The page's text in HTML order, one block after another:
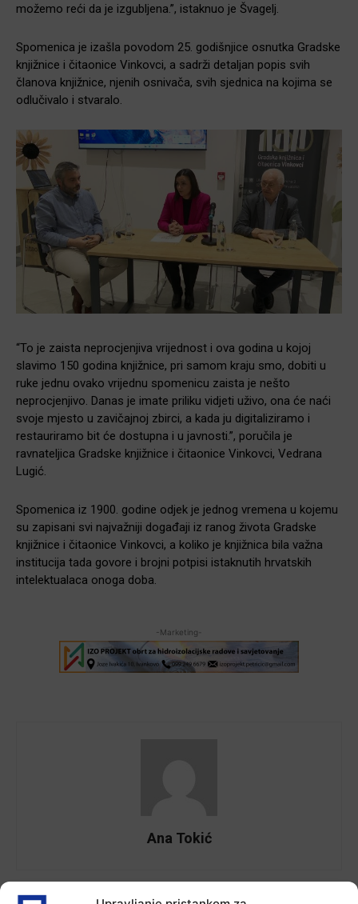
možemo reći da je izgubljena.”, istaknuo je Švagelj.
Spomenica je izašla povodom 25. godišnjice osnutka Gradske
knjižnice i čitaonice Vinkovci, a sadrži detaljan popis svih
članova knjižnice, njenih osnivača, svih sjednica na kojima se
odlučivalo i stvaralo.
“To je zaista neprocjenjiva vrijednost i ova godina u kojoj
slavimo 150 godina knjižnice, pri samom kraju smo, dobiti u
ruke jednu ovako vrijednu spomenicu zaista je nešto
neprocjenjivo. Danas je imate priliku vidjeti uživo, ona će naći
svoje mjesto u zavičajnoj zbirci, a kada ju digitaliziramo i
restauriramo bit će dostupna i u javnosti.”, poručila je
ravnateljica Gradske knjižnice i čitaonice Vinkovci, Vedrana
Lugić.
Spomenica iz 1900. godine odjek je jednog vremena u kojemu
su zapisani svi najvažniji događaji iz ranog života Gradske
knjižnice i čitaonice Vinkovci, a koliko je knjižnica bila važna
institucija tada govore i brojni potpisi istaknutih hrvatskih
intelektualaca onoga doba.
-Marketing-
Ana Tokić